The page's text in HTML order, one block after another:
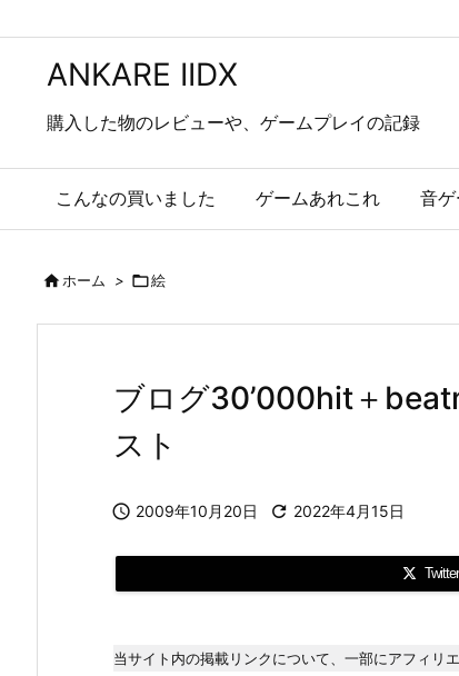
ANKARE IIDX
購入した物のレビューや、ゲームプレイの記録
こんなの買いました ゲームあれこれ 音ゲ
ホーム > 絵
ブログ30’000hit＋
スト
 2009年10月20日  2022年4月15日
Twitter
当サイト内の掲載リンクについて、一部にアフィリ